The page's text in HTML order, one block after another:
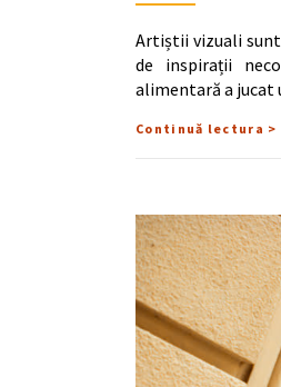
Artiștii vizuali sunt
de inspirații
alimentară a jucat
Continuă lectura >